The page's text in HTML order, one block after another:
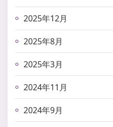
2025年12月
2025年8月
2025年3月
2024年11月
2024年9月